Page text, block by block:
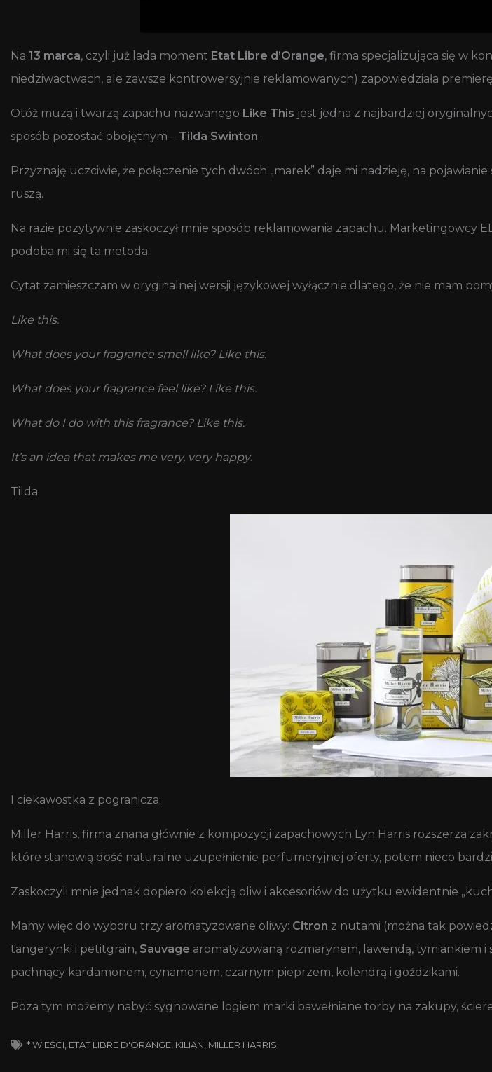
Na 13 marca, czyli już lada moment Etat Libre d’Orange, firma specjalizująca się w
niedziwactwach, ale zawsze kontrowersyjnie reklamowanych) zapowiedziała
Otóż muzą i twarzą zapachu nazwanego Like This jest jedna z najbardziej
sposób pozostać obojętnym – Tilda Swinton.
Przyznaję uczciwie, że połączenie tych dwóch „marek” daje mi nadzieję, na
ruszą.
Na razie pozytywnie zaskoczył mnie sposób reklamowania zapachu. Marketingowcy
podoba mi się ta metoda.
Cytat zamieszczam w oryginalnej wersji językowej wyłącznie dlatego, że nie mam
Like this.
What does your fragrance smell like? Like this.
What does your fragrance feel like? Like this.
What do I do with this fragrance? Like this.
It’s an idea that makes me very, very happy.
Tilda
I ciekawostka z pogranicza:
Miller Harris, firma znana głównie z kompozycji zapachowych Lyn Harris rozszerza
które stanowią dość naturalne uzupełnienie perfumeryjnej oferty, potem nieco
Zaskoczyli mnie jednak dopiero kolekcją oliw i akcesoriów do użytku ewidentnie
Mamy więc do wyboru trzy aromatyzowane oliwy: Citron z nutami (można tak
tangerynki i petitgrain, Sauvage aromatyzowaną rozmarynem, lawendą, tymiankiem i
pachnący kardamonem, cynamonem, czarnym pieprzem, kolendrą i goździkami.
Poza tym możemy nabyć sygnowane logiem marki bawełniane torby na zakupy,
* WIEŚCI ETAT LIBRE D'ORANGE KILIAN MILLER HARRIS